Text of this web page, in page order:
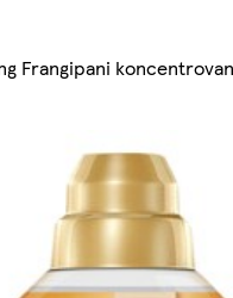
Frangipani